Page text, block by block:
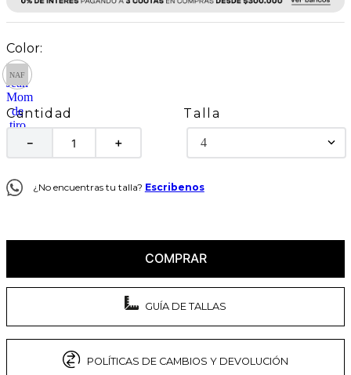
Cantidad
＋
－
Talla
4
¿No encuentras tu talla? Escribenos
COMPRAR
GUÍA DE TALLAS
POLÍTICAS DE CAMBIOS Y DEVOLUCIÓN